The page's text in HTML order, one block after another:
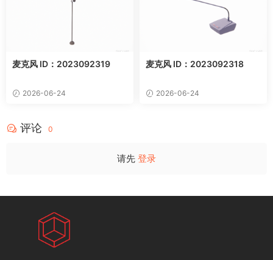
麦克风 ID：2023092319
2026-06-24
麦克风 ID：2023092318
2026-06-24
评论 0
请先 登录